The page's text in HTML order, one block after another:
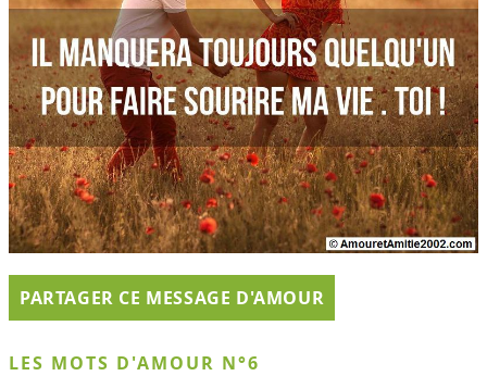
PARTAGER CE MESSAGE D'AMOUR
LES MOTS D'AMOUR N°6